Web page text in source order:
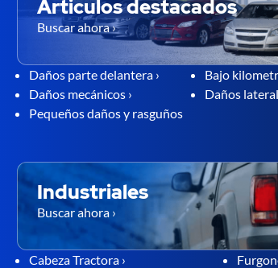
Articulos destacados
Buscar ahora ›
Daños parte delantera ›
Daños mecánicos ›
Pequeños daños y rasguños
Bajo
Daños
Industriales
Buscar ahora ›
Cabeza Tractora ›